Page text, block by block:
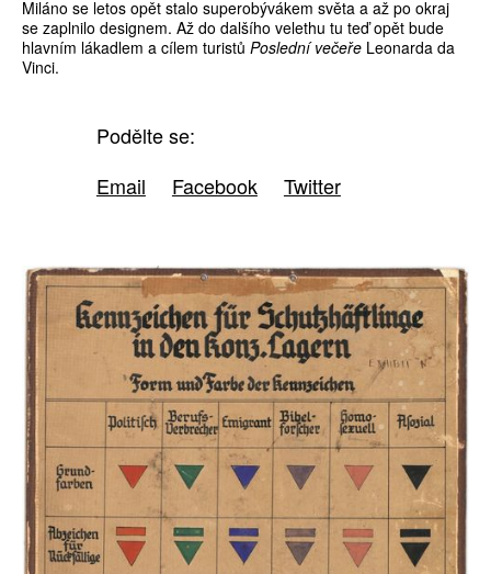
Miláno se letos opět stalo superobývákem světa a až po okraj
se zaplnilo designem. Až do dalšího velethu tu teď opět bude
hlavním lákadlem a cílem turistů Poslední večeře Leonarda da
Vinci.
Podělte se:
Email
Facebook Twitter